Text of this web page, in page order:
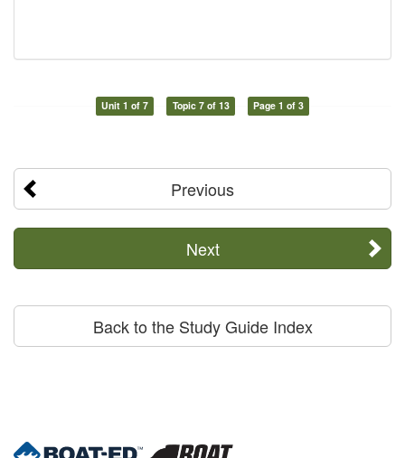
Unit 1 of 7 Topic 7 of 13 Page 1 of 3
Previous
Next
Back to the Study Guide Index